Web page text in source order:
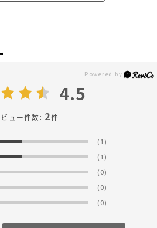
4.5
ビュー件数: 2件
(1)
(1)
(0)
(0)
(0)